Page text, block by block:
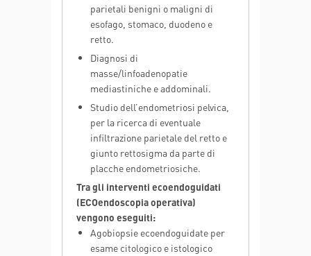
parietali benigni o maligni di
esofago, stomaco, duodeno e
retto.
Diagnosi di
masse/linfoadenopatie
mediastiniche e addominali.
Studio dell’endometriosi pelvica,
per la ricerca di eventuale
infiltrazione parietale del retto e
giunto rettosigma da parte di
placche endometriosiche.
Tra gli interventi ecoendoguidati
(ECOendoscopia operativa)
vengono eseguiti:
Agobiopsie ecoendoguidate per
esame citologico e istologico